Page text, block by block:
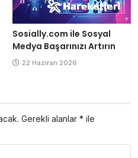
Sosially.com ile Sosyal
Medya Başarınızı Artırın
22 Haziran 2026
Gerekli alanlar * ile